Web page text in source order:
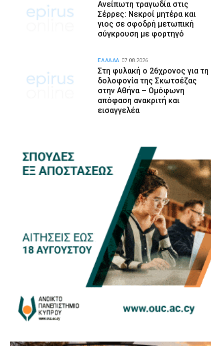
Ανείπωτη τραγωδία στις
Σέρρες: Νεκροί μητέρα και
γιος σε σφοδρή μετωπική
σύγκρουση με φορτηγό
Στη φυλακή ο 26χρονος για τη
δολοφονία της Σκωτσέζας
στην Αθήνα – Ομόφωνη
απόφαση ανακριτή και
εισαγγελέα
ΕΛΛΑΔΑ 07.08.2026